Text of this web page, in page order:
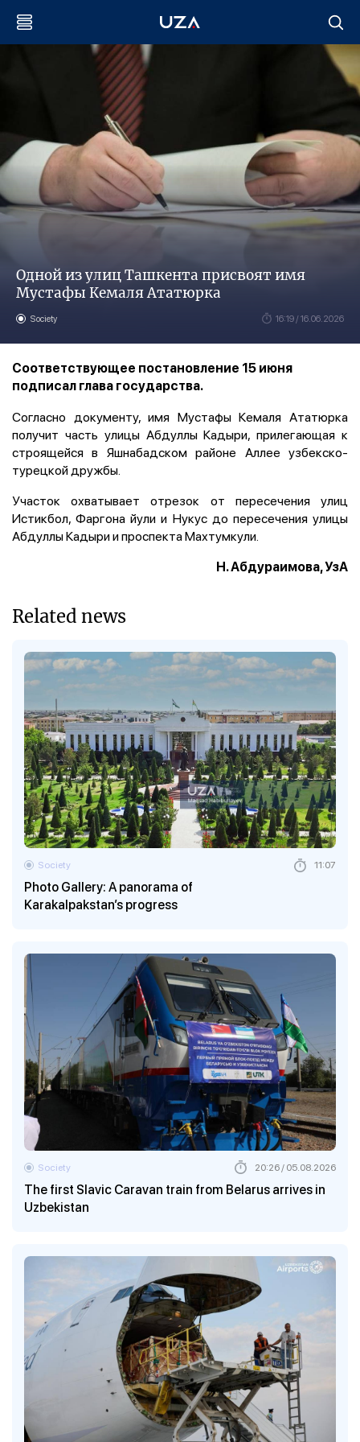
Одной из улиц Ташкента присвоят имя
Мустафы Кемаля Ататюрка
Society 16:19 / 16.06.2026
Соответствующее постановление 15 июня
подписал глава государства.
Согласно документу, имя Мустафы Кемаля Ататюрка
получит часть улицы Абдуллы Кадыри, прилегающая к
строящейся в Яшнабадском районе Аллее узбекско-
турецкой дружбы.
Участок охватывает отрезок от пересечения улиц
Истикбол, Фаргона йули и Нукус до пересечения улицы
Абдуллы Кадыри и проспекта Махтумкули.
Н. Абдураимова, УзА
Related news
Photo Gallery: A panorama of
Karakalpakstan’s progress
Society 11:07
The first Slavic Caravan train from Belarus arrives in
Uzbekistan
Society 20:26 / 05.08.2026